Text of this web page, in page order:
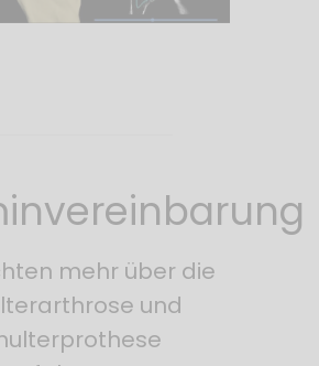
mehr über die
und